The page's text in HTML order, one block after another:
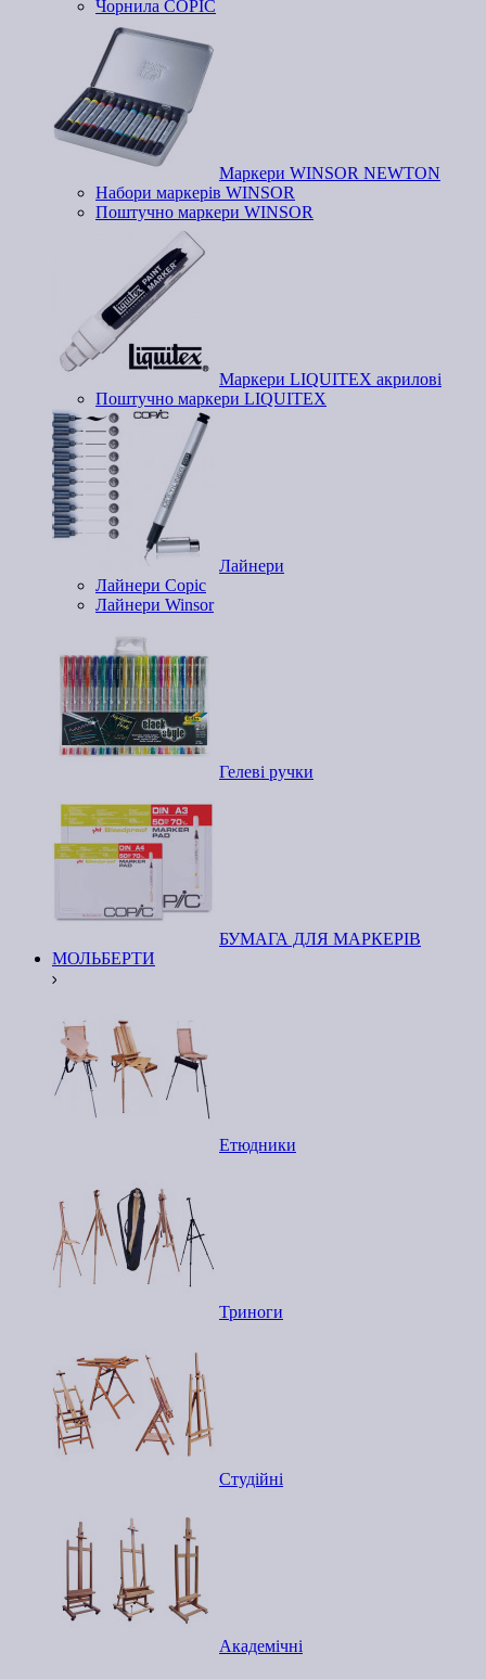
Чорнила COPIC
Маркери WINSOR NEWTON
Набори маркерів WINSOR
Поштучно маркери WINSOR
Маркери LIQUITEX акрилові
Поштучно маркери LIQUITEX
Лайнери
Лайнери Copic
Лайнери Winsor
Гелеві ручки
БУМАГА ДЛЯ МАРКЕРІВ
МОЛЬБЕРТИ
Етюдники
Триноги
Студійні
Академічні